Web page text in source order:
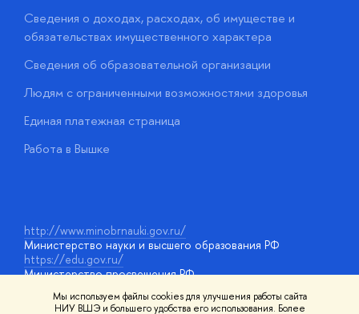
Мы используем файлы cookies для улучшения работы сайта
НИУ ВШЭ и большего удобства его использования. Более
Сведения о доходах, расходах, об имуществе и
обязательствах имущественного характера
Сведения об образовательной организации
Людям с ограниченными возможностями здоровья
Единая платежная страница
Работа в Вышке
http://www.minobrnauki.gov.ru/
Министерство науки и высшего образования РФ
https://edu.gov.ru/
Министерство просвещения РФ
https://elearning.hse.ru/mooc
Массовые открытые онлайн-курсы